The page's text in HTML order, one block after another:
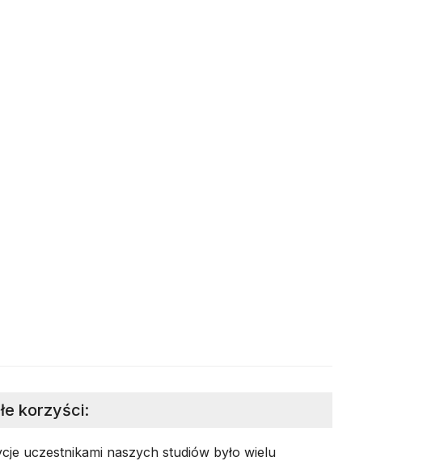
korzyści:
uczestnikami naszych studiów było wielu